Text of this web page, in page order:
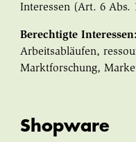
Interessen (Art. 6 Abs.
Berechtigte Interessen:
Arbeitsabläufen,
Marktforschung,
Shopware